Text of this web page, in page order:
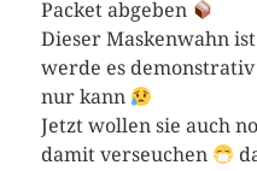
Packet abgeben
Dieser Maskenwahn
werde es
nur kann
Jetzt wollen sie auch
damit verseuchen